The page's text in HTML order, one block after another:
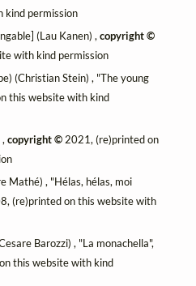
kind permission
(Lau Kanen) ,copyright ©
with kind permission
(Christian Stein) , "The young
this website with kind
,copyright ©2021, (re)printed on
Mathé) , "Hélas, hélas, moi
(re)printed on this website with
Barozzi) , "La monachella",
this website with kind